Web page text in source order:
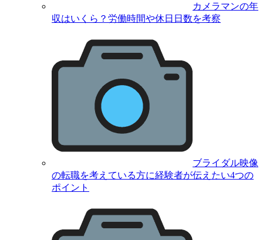
カメラマンの年
収はいくら？労働時間や休日日数を考察
ブライダル映像
の転職を考えている方に経験者が伝えたい4つの
ポイント